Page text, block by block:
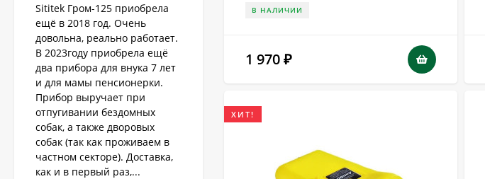
В НАЛИЧИИ
1 970 ₽
ХИТ!
Sititek Гром-125 приобрела
ещё в 2018 год. Очень
довольна, реально работает.
В 2023году приобрела ещё
два прибора для внука 7 лет
и для мамы пенсионерки.
Прибор выручает при
отпугивании бездомных
собак, а также дворовых
собак (так как проживаем в
частном секторе). Доставка,
как и в первый раз,...